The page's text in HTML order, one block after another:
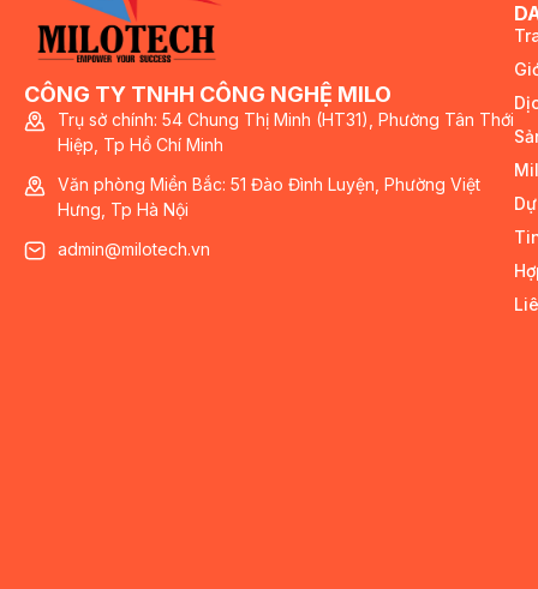
CÔNG TY TNHH CÔNG NGHỆ MILO
Trụ sở chính: 54 Chung Thị Minh (HT31), Phường Tân Thới
Hiệp, Tp Hồ Chí Minh
Văn phòng Miền Bắc: 51 Đào Đình Luyện, Phường Việt
Hưng, Tp Hà Nội
admin@milotech.vn